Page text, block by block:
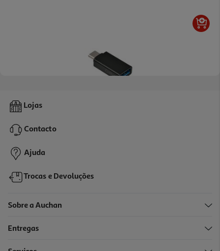
Adaptador Qilive Usb-C Para Usb-A
5,99 €
Lojas
Contacto
Ajuda
Trocas e Devoluções
Sobre a Auchan
Entregas